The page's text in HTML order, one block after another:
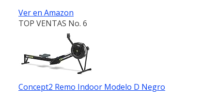
Ver en Amazon
TOP VENTAS No. 6
Concept2 Remo Indoor Modelo D Negro